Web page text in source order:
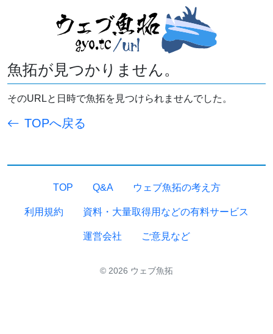
魚拓が見つかりません。
そのURLと日時で魚拓を見つけられませんでした。
TOPへ戻る
TOP Q&A ウェブ魚拓の考え方
利用規約 資料・大量取得用などの有料サービス
運営会社 ご意見など
© 2026 ウェブ魚拓